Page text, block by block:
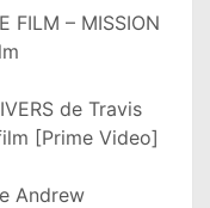
FILM – MISSION
de Travis
[Prime Video]
Andrew